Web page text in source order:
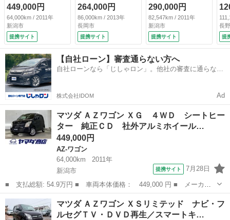
Ｄ 社外アルミホイ
ール （車検整備
付）
449,000円
64,000km / 2011年
新潟市
提携サイト
ＤＶＤ再生／スマー
トキー＆プッシュス
タート／ＥＴＣ／ウ
ィンカーミラー／１
４インチＡＷ／運転
席シートヒーター／
（車検整備付）
264,000円
86,000km / 2013年
長岡市
提携サイト
290,000円
82,547km / 2011年
新潟市
提携サイト
ロ
ー
テ
レ
ト
ル
長
提
【自社ローン】審査通らない方へ
自社ローンなら「じしゃロン」。他社の審査に通らなか
株式会社IDOM Ad
マツダ ＡＺワゴン ＸＧ ４ＷＤ シートヒー
ター 純正ＣＤ 社外アルミホイール…
449,000円
AZ-ワゴン
64,000km
2011年
新潟市
提携サイト 7月28日
■ 支払総額: 54.9万円 ■ 車両本体価格： 449,000 円 ■ メーカー
名： マツダ ■ 車種名： ＡＺワゴン ■ グレード名： ＸＧ ４
ＷＤ シートヒーター 純正ＣＤ 社外アルミホイール ■ 排気
量： 660c...
新潟 新潟市 AZ-ワゴン
マツダ ＡＺワゴン ＸＳリミテッド ナビ・フ
ルセグＴＶ・ＤＶＤ再生／スマートキ…